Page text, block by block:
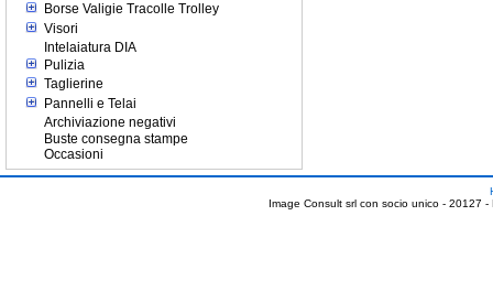
Borse Valigie Tracolle Trolley
Visori
Intelaiatura DIA
Pulizia
Taglierine
Pannelli e Telai
Archiviazione negativi
Buste consegna stampe
Occasioni
Image Consult srl con socio unico - 20127